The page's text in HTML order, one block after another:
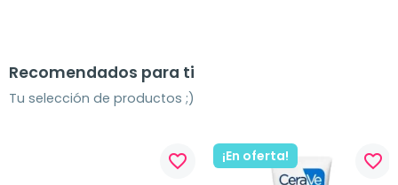
Recomendados para ti
Tu selección de productos ;)
favorite_border ¡En oferta! favorite_border